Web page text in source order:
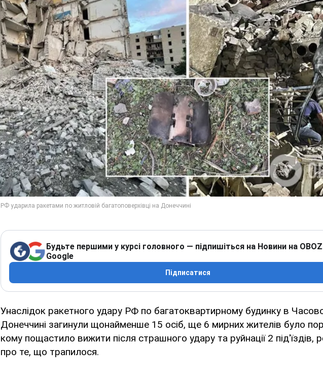
Будьте першими у курсі головного — підпишіться на Новини на
Google
Підписатися
Унаслідок ракетного удару РФ по багатоквартирному будинку в
Донеччині загинули щонайменше 15 осіб, ще 6 мирних жителів було
кому пощастило вижити після страшного удару та руйнації 2 під'їздів,
про те, що трапилося.